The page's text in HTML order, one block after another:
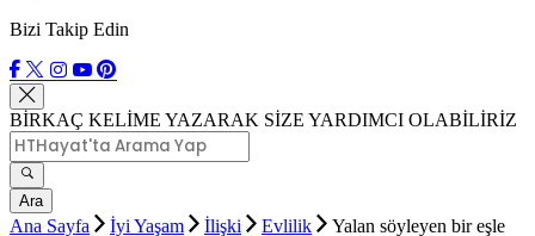
Bizi Takip Edin
BİRKAÇ KELİME YAZARAK SİZE YARDIMCI OLABİLİRİZ
Ara
Ana Sayfa İyi Yaşam İlişki Evlilik
Yalan söyleyen bir eşle